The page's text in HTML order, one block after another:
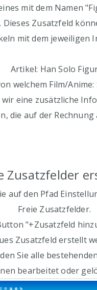
mit dem Namen
Dieses Zusatzfeld
mit dem jeweiligen
Artikel: Han Solo
welchem Film/Anime:
eine zusätzliche
die auf der Rechnung
Zusatzfelder
auf den Pfad
Freie Zusatzfelder.
"+Zusatzfeld
Zusatzfeld erstellt
Sie alle
bearbeitet oder